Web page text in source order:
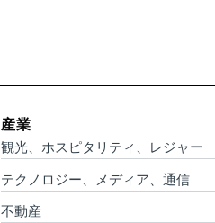
産業
観光、ホスピタリティ、レジャー
テクノロジー、メディア、通信
不動産